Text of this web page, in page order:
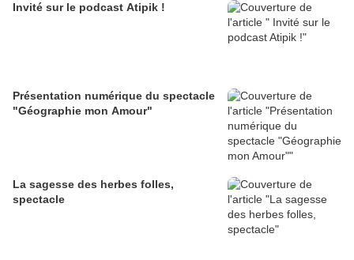
Invité sur le podcast Atipik !
Présentation numérique du spectacle
"Géographie mon Amour"
La sagesse des herbes folles,
spectacle